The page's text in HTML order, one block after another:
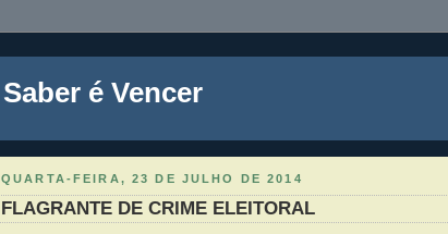
Saber é Vencer
QUARTA-FEIRA, 23 DE JULHO DE 2014
FLAGRANTE DE CRIME ELEITORAL